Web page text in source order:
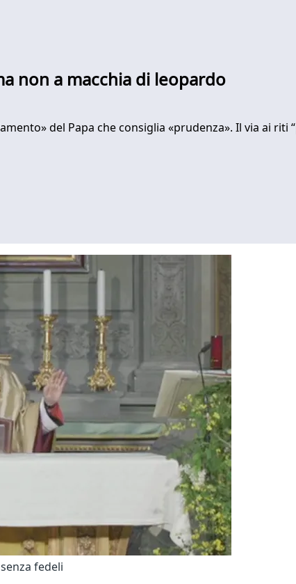
non a macchia di leopardo
del Papa che consiglia «prudenza». Il via ai
fedeli